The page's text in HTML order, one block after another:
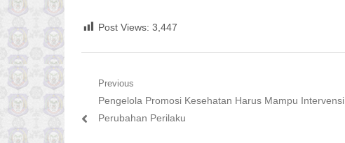
Post Views: 3,447
Navigasi
pos
Previous
Previous
post:
Pengelola Promosi Kesehatan Harus Mampu Intervensi
Perubahan Perilaku